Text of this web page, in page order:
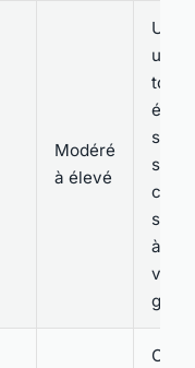
Modéré
à élevé
une
sa
à